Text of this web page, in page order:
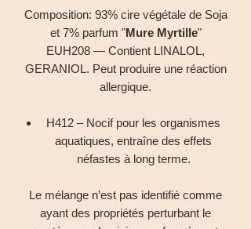
Composition: 93% cire végétale de Soja
et 7% parfum "Mure Myrtille"
EUH208 — Contient LINALOL,
GERANIOL. Peut produire une réaction
allergique.
H412 – Nocif pour les organismes
aquatiques, entraîne des effets
néfastes à long terme.
Le mélange n’est pas identifié comme
ayant des propriétés perturbant le